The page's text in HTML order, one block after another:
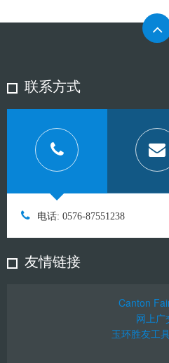
联系方式
电话: 0576-87551238
友情链接
Canton
网上广
玉环胜友工